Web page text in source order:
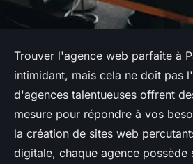
Trouver l'agence web parfaite à
intimidant, mais cela ne doit pas
d'agences talentueuses offrent
mesure pour répondre à vos
la création de sites web
digitale, chaque agence possède